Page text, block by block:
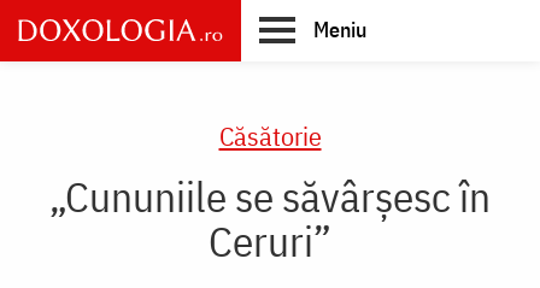
Skip
to
main
Meniu
Căsătorie
„Cununiile se săvârșesc în
Ceruri”